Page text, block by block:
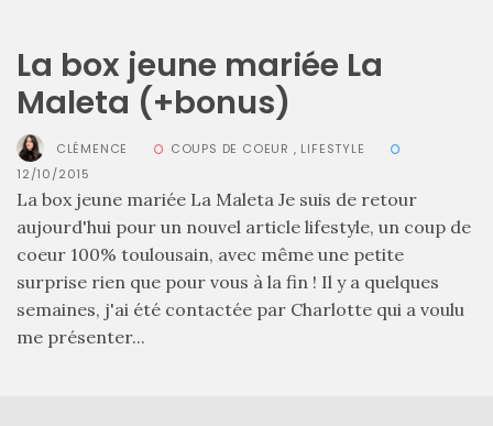
CATÉGORIES
DU BLOG
(640)
Actualités
beauté
La box jeune mariée La
Maleta (+bonus)
CLÉMENCE COUPS DE COEUR , LIFESTYLE
12/10/2015
La box jeune mariée La Maleta Je suis de retour
aujourd'hui pour un nouvel article lifestyle, un coup de
coeur 100% toulousain, avec même une petite
surprise rien que pour vous à la fin ! Il y a quelques
semaines, j'ai été contactée par Charlotte qui a voulu
me présenter...